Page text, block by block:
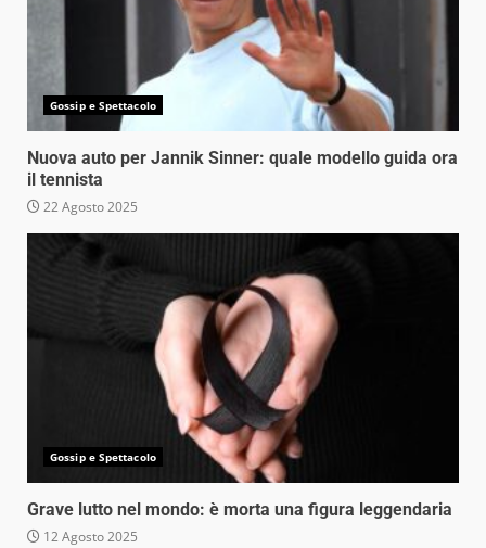
Gossip e Spettacolo
Nuova auto per Jannik Sinner: quale modello guida ora
il tennista
22 Agosto 2025
Gossip e Spettacolo
Grave lutto nel mondo: è morta una figura leggendaria
12 Agosto 2025